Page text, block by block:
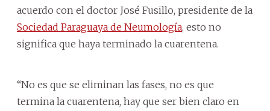
acuerdo con el doctor José Fusillo, presidente de la
Sociedad Paraguaya de Neumología, esto no
significa que haya terminado la cuarentena.
“No es que se eliminan las fases, no es que
termina la cuarentena, hay que ser bien claro en